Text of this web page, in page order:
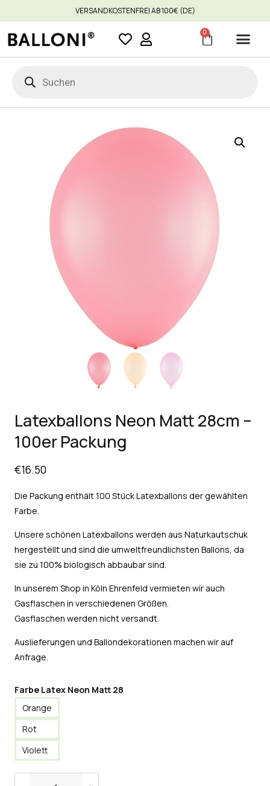
VERSANDKOSTENFREI AB 100€ (DE)
0
Latexballons Neon Matt 28cm –
100er Packung
€16.50
Die Packung enthält 100 Stück Latexballons der gewählten
Farbe.
Unsere schönen Latexballons werden aus Naturkautschuk
hergestellt und sind die umweltfreundlichsten Ballons, da
sie zu 100% biologisch abbaubar sind.
In unserem Shop in Köln Ehrenfeld vermieten wir auch
Gasflaschen in verschiedenen Größen.
Gasflaschen werden nicht versandt.
Auslieferungen und Ballondekorationen machen wir auf
Anfrage.
Farbe Latex Neon Matt 28
Orange
Rot
Violett